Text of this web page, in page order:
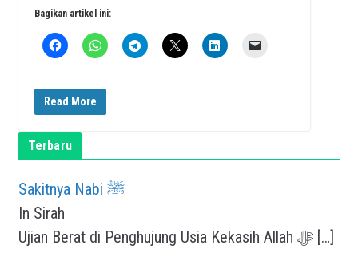
Bagikan artikel ini:
Read More
Terbaru
Sakitnya Nabi ﷺ
In Sirah
Ujian Berat di Penghujung Usia Kekasih Allah ﷻ […]